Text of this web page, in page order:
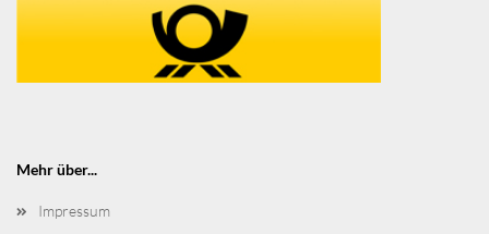
Mehr über...
Impressum